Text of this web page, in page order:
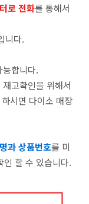
로 전화를 통해서
니다.
능합니다.
재고확인을 위해서
시면 다이소 매장
과 상품번호를 미
인 할 수 있습니다.